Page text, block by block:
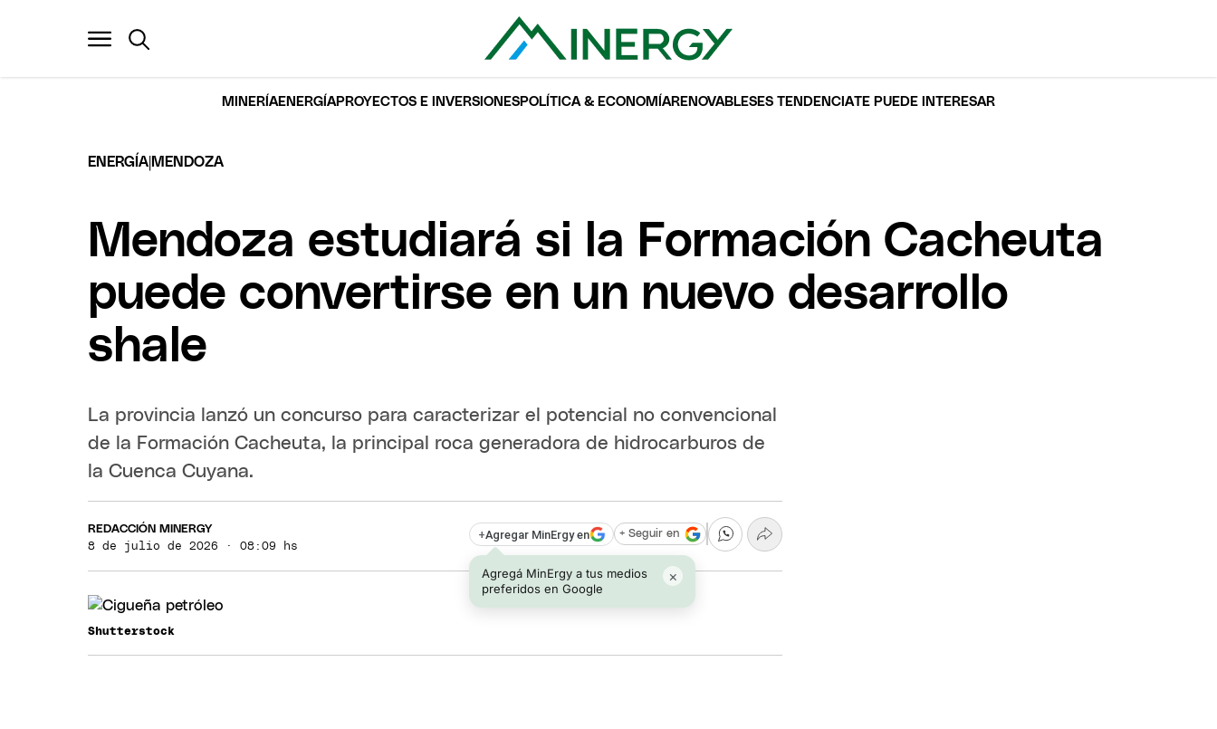
MINERÍAENERGÍAPROYECTOS E INVERSIONESPOLÍTICA & ECONOMÍARENOVABLESES TENDENCIATE PUEDE INTERESAR
ENERGÍA MENDOZA
Mendoza estudiará si la Formación Cacheuta
puede convertirse en un nuevo desarrollo
shale
La provincia lanzó un concurso para caracterizar el potencial no convencional
de la Formación Cacheuta, la principal roca generadora de hidrocarburos de
la Cuenca Cuyana.
REDACCIÓN MINERGY
8 de julio de 2026 · 08:09 hs
+Agregar MinErgy en
Agregá MinErgy a tus medios
preferidos en Google
×
+ Seguir en
Shutterstock